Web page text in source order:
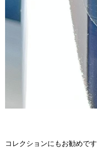
コレクションにもお勧めです